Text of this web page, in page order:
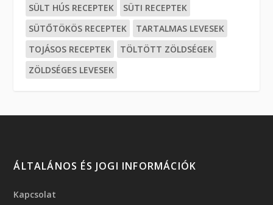
SÜLT HÚS RECEPTEK
SÜTI RECEPTEK
SÜTŐTÖKÖS RECEPTEK
TARTALMAS LEVESEK
TOJÁSOS RECEPTEK
TÖLTÖTT ZÖLDSÉGEK
ZÖLDSÉGES LEVESEK
ÁLTALÁNOS ÉS JOGI INFORMÁCIÓK
Kapcsolat